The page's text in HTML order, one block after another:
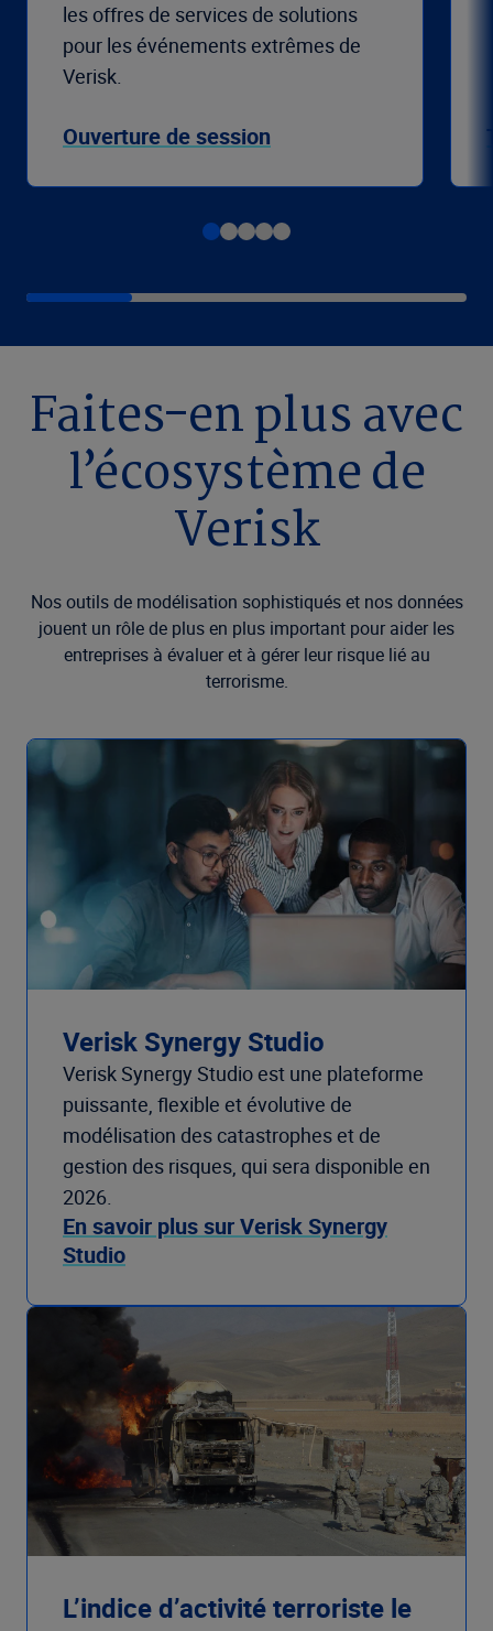
les offres de services de solutions
pour les événements extrêmes de
Verisk.
Ouverture de session
Faites-en plus avec
l’écosystème de
Verisk
Nos outils de modélisation sophistiqués et nos données
jouent un rôle de plus en plus important pour aider les
entreprises à évaluer et à gérer leur risque lié au
terrorisme.
Verisk Synergy Studio
Verisk Synergy Studio est une plateforme
puissante, flexible et évolutive de
modélisation des catastrophes et de
gestion des risques, qui sera disponible en
2026.
En savoir plus sur Verisk Synergy
Studio
L’indice d’activité terroriste le